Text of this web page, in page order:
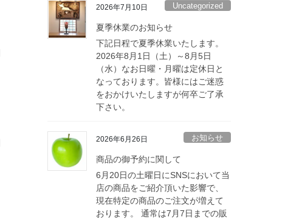
2026年7月10日 Uncategorized
夏季休業のお知らせ
下記日程で夏季休業いたします。
2026年8月1日（土）～8月5日
（水）なお日曜・月曜は定休日と
なっております。皆様にはご迷惑
をおかけいたしますが何卒ご了承
下さい。
2026年6月26日 お知らせ
商品の御予約に関して
6月20日の土曜日にSNSにおいて当
店の商品をご紹介頂いた影響で、
現在特定の商品のご注文が増えて
おります。 通常は7月7日までの販